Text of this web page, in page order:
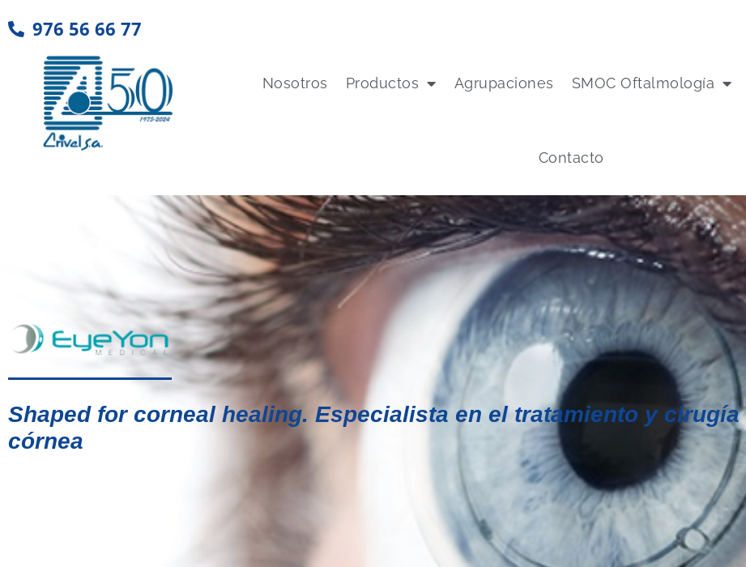
976 56 66 77
Nosotros Productos Agrupaciones SMOC Oftalmología
Contacto
Shaped for corneal healing. Especialista en el tratamiento y cirugía
córnea